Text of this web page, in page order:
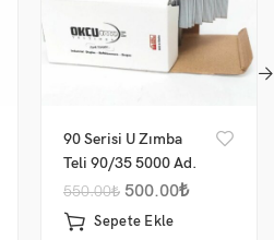
90 Serisi U Zımba
Teli 90/35 5000 Ad.
550.00₺ 500.00₺
Sepete Ekle